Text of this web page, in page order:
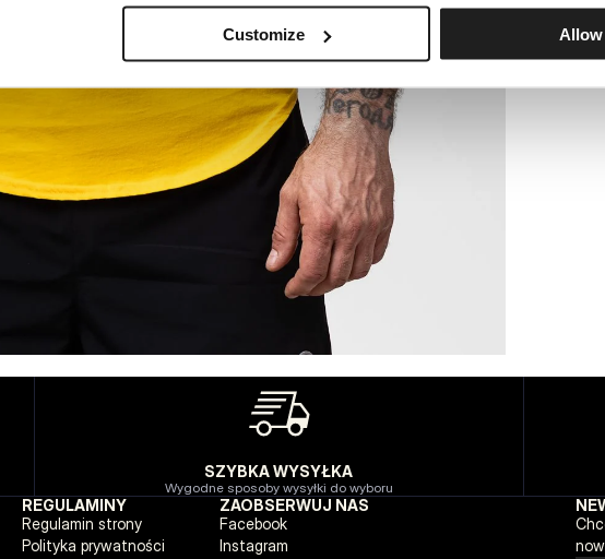
Customize
SZYBKA WYSYŁKA
Wygodne sposoby wysyłki do wyboru
REGULAMINY
Regulamin strony
Polityka prywatności
ZAOBSERWUJ NAS
Facebook
Instagram